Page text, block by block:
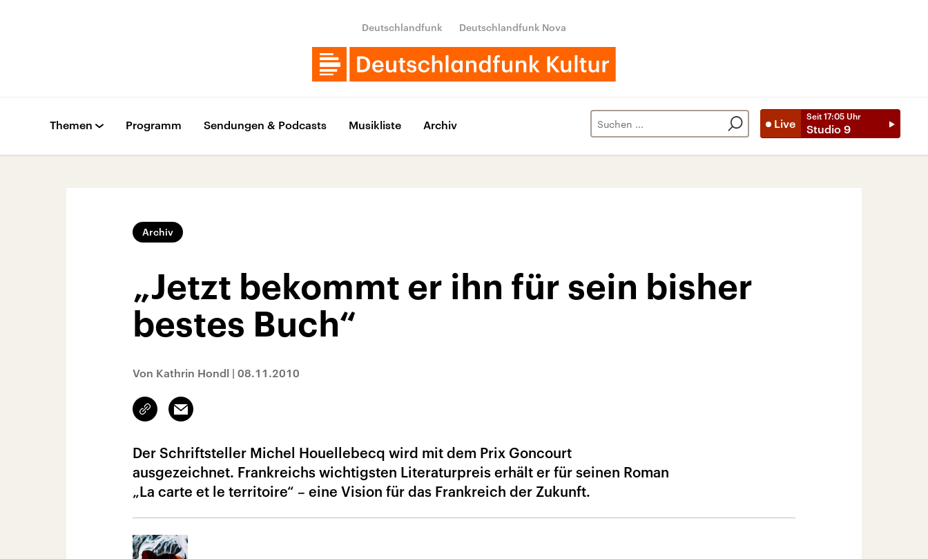
Deutschlandfunk Deutschlandfunk Nova
Live
Seit 17:05 Uhr
Studio 9
Themen Programm Sendungen & Podcasts Musikliste Archiv
Archiv
„Jetzt bekommt er ihn für sein bisher
bestes Buch“
Von Kathrin Hondl | 08.11.2010
Link
kopieren/teilen
Email
Der Schriftsteller Michel Houellebecq wird mit dem Prix Goncourt
ausgezeichnet. Frankreichs wichtigsten Literaturpreis erhält er für seinen Roman
„La carte et le territoire“ – eine Vision für das Frankreich der Zukunft.